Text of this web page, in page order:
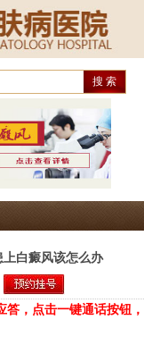
白癜风该怎么办
，点击一键通话按钮，